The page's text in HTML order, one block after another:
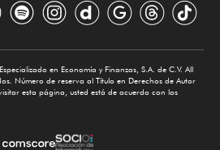
en Economía y Finanzas, S.A. de C.V. All
Número de reserva al Título en Derechos de Autor
esta página, usted está de acuerdo con los